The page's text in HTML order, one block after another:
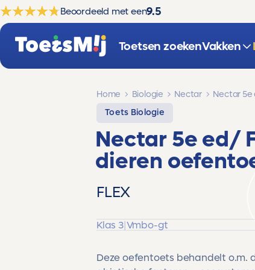
Beoordeeld met een9.5
Toetsen zoekenVakken
Home Biologie Nectar
Nectar 5e
Toets Biologie
Nectar 5e ed/
dieren
FLEX
Klas 3|Vmbo-gt
Deze oefentoets behandelt o.m.